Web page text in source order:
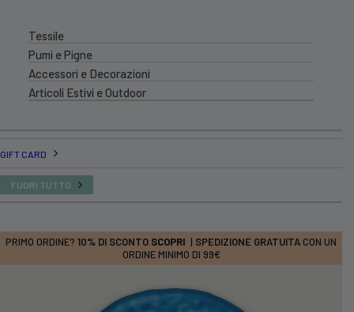
Tessile
Pumi e Pigne
Accessori e Decorazioni
Articoli Estivi e Outdoor
GIFT CARD
FUORI TUTTO
PRIMO ORDINE? 10% DI SCONTO SCOPRI | SPEDIZIONE GRATUITA CON UN
ORDINE MINIMO DI 99€